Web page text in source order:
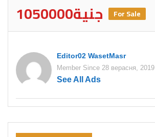
1050000جنية For Sale
Editor02 WasetMasr
Member Since 28 верасня, 2019
See All Ads